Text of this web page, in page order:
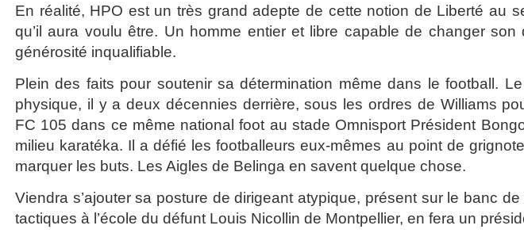
En réalité, HPO est un très grand adepte de cette notion de Liberté au
qu’il aura voulu être. Un homme entier et libre capable de changer son
générosité inqualifiable.
Plein des faits pour soutenir sa détermination même dans le football.
physique, il y a deux décennies derrière, sous les ordres de Williams
FC 105 dans ce même national foot au stade Omnisport Président
milieu karatéka. Il a défié les footballeurs eux-mêmes au point de
marquer les buts. Les Aigles de Belinga en savent quelque chose.
Viendra s’ajouter sa posture de dirigeant atypique, présent sur le banc
tactiques à l’école du défunt Louis Nicollin de Montpellier, en fera un